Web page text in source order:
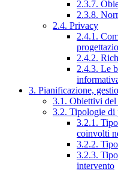
2.3.7.
2.3.8.
2.4. Privacy
2.4.1.
2.4.2.
2.4.3. Le
3. Pianificazione,
3.1. Obiettivi del
3.2. Tipologie di
3.2.1.
coinvolti
3.2.2.
3.2.3.
intervento